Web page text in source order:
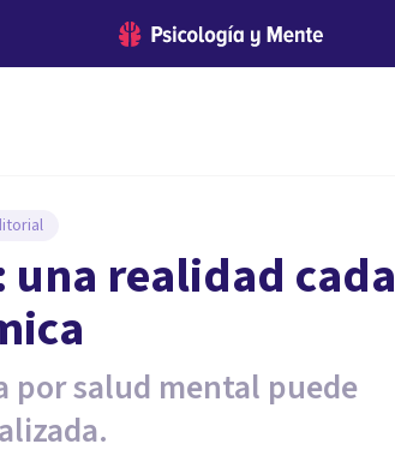
realidad cada
por salud mental puede